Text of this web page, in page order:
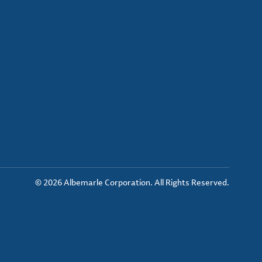
© 2026 Albemarle Corporation. All Rights Reserved.